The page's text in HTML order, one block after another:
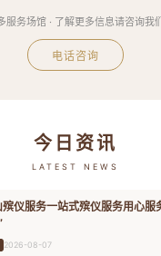
服务场馆 · 了解更多信息请咨询我们
电话咨询
今日资讯
LATEST NEWS
殡仪服务一站式殡仪服务用心服
2026-08-07